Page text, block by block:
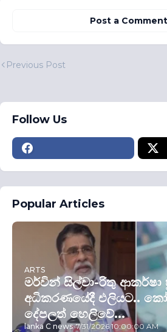
Post a
Previous Post
Follow Us
Popular Articles
ARTS
මර්වින් සිල්වා-රිතු
අධිකරණයේදී එලියට..
දේපලත් හෙලිවේ...
lanka C news-7/31/2026 10:00:00 AM